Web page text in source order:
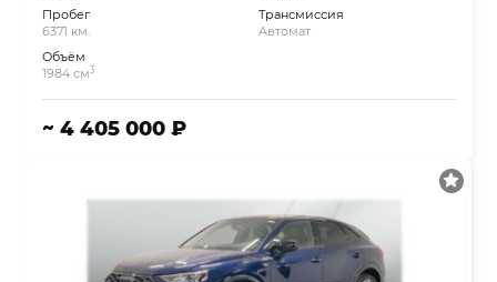
Пробег
6371 км.
Объём
1984 см3
Трансмиссия
Автомат
~ 4 405 000 ₽